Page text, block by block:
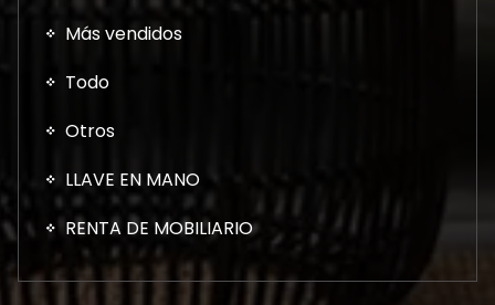
Más vendidos
Todo
Otros
LLAVE EN MANO
RENTA DE MOBILIARIO